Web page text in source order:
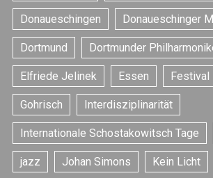
Donaueschingen Donaueschinger
Dortmund Dortmunder
Elfriede Jelinek Essen Festival
Gohrisch Interdisziplinarität
Internationale Schostakowitsch Tage
jazz Johan Simons Kein Licht